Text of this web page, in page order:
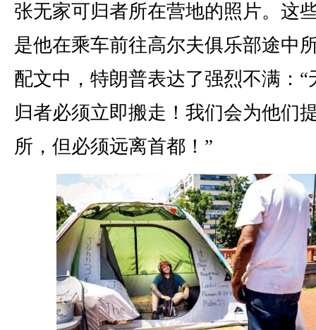
张无家可归者所在营地的照片。这
是他在乘车前往高尔夫俱乐部途中
配文中，特朗普表达了强烈不满：“
归者必须立即搬走！我们会为他们
所，但必须远离首都！”